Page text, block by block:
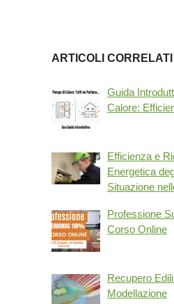
ARTICOLI CORRELATI
Guida
Calore:
Efficienza e
Energetica
Situazione
Professione
Corso Online
Recupero
Modellazione